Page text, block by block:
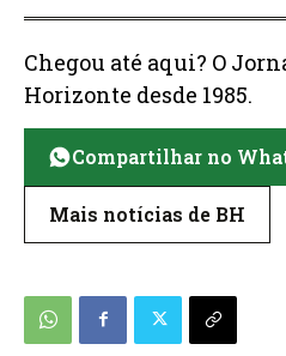
Chegou até aqui? O
Horizonte desde 1985.
Compartilhar no
Mais notícias de BH